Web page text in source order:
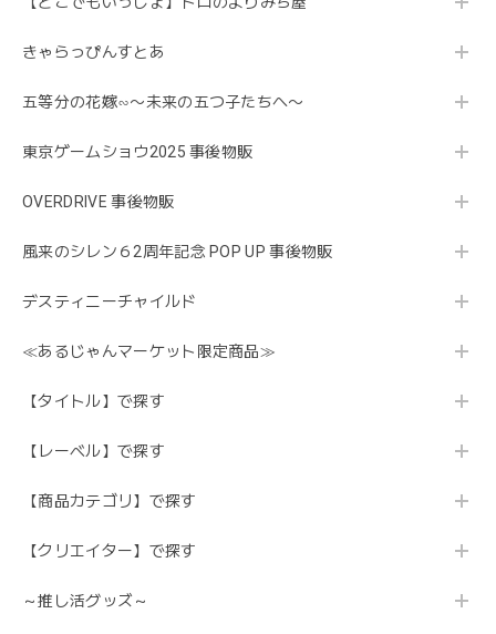
きゃらっぴんすとあ
五等分の花嫁∽〜未来の五つ子たちへ〜
東京ゲームショウ2025 事後物販
OVERDRIVE 事後物販
風来のシレン６2周年記念 POP UP 事後物販
デスティニーチャイルド
≪あるじゃんマーケット限定商品≫
【タイトル】で探す
【レーベル】で探す
【商品カテゴリ】で探す
【クリエイター】で探す
～推し活グッズ～